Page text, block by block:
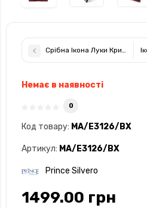
Срібна Ікона Луки
Немає в наявності
0
Код товару: MA/E3126/BX
Артикул: MA/E3126/BX
Prince Silvero
1499.00 грн